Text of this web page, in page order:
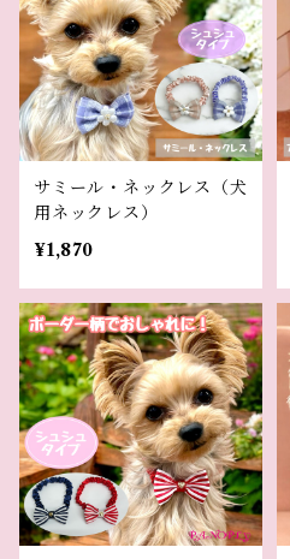
サミール・ネックレス（犬
用ネックレス）
¥1,870